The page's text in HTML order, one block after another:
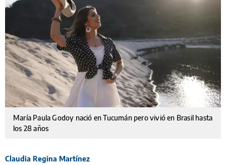
María Paula Godoy nació en Tucumán pero vivió en Brasil hasta
los 28 años
Claudia Regina Martínez